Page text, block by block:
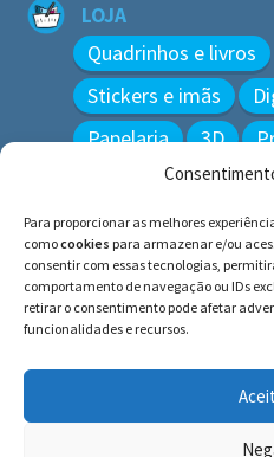
Para proporcionar as melhores
comocookies para armazenar e/ou
consentir com essas tecnologias,
comportamento de navegação ou IDs
retirar o consentimento pode afetar
funcionalidades e recursos.
LOJA
Quadrinhos e livros
Stickers e imãs
Papelaria
3D
Pesquisar
por:
© BLUE e os gatos ∙ todos
Histórias inspiradas em gatos
gatos!